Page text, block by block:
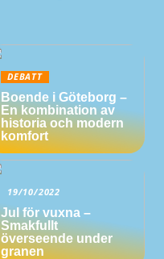
DEBATT
Boende i Göteborg –
En kombination av
historia och modern
komfort
19/10/2022
Jul för vuxna –
Smakfullt
överseende under
granen